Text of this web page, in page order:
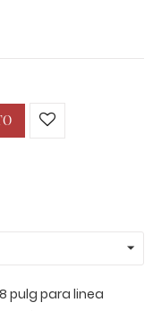
pulg para linea